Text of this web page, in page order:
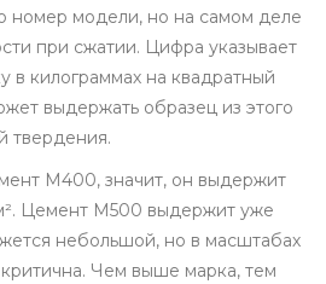
номер модели, но на самом деле
при сжатии. Цифра указывает
в килограммах на квадратный
выдержать образец из этого
твердения.
М400, значит, он выдержит
Цемент М500 выдержит уже
небольшой, но в масштабах
Чем выше марка, тем